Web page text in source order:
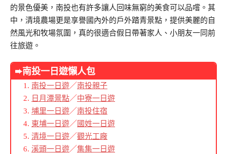
的景色優美，南投也有許多讓人回味無窮的美食可以品嚐。其
中，清境農場更是享譽國內外的戶外踏青景點，提供美麗的自
然風光和牧場氛圍，真的很適合假日帶著家人、小朋友一同前
往旅遊。
➨南投一日遊懶人包
南投一日遊／南投親子
日月潭景點／中寮一日遊
埔里一日遊／南投住宿
東埔一日遊／ 國姓一日遊
清境一日遊／觀光工廠
溪頭一日遊／集集一日遊